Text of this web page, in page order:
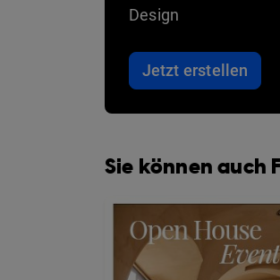
Design
Jetzt erstellen
Sie können auch